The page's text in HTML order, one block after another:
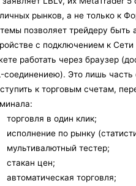
рынков, а не только к
позволяет трейдеру быть
с подключением к
работать через браузер
соединениею). Это лишь
к торговым счетам,
торговля в один клик;
исполнение по рынку
мультивалютный тестер;
стакан цен;
автоматическая торговля;